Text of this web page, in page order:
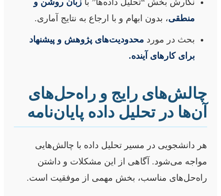
نگارش بخش “تحلیل داده‌ها” با زبان روشن و
منطقی، بدون ابهام و با ارجاع به نتایج آماری.
بحث در مورد محدودیت‌های پژوهش و پیشنهاد
برای کارهای آینده.
چالش‌های رایج و راه‌حل‌های
آن‌ها در تحلیل داده پایان‌نامه
هر دانشجویی در مسیر تحلیل داده با چالش‌هایی
مواجه می‌شود. آگاهی از این مشکلات و داشتن
راه‌حل‌های مناسب، بخش مهمی از موفقیت است.